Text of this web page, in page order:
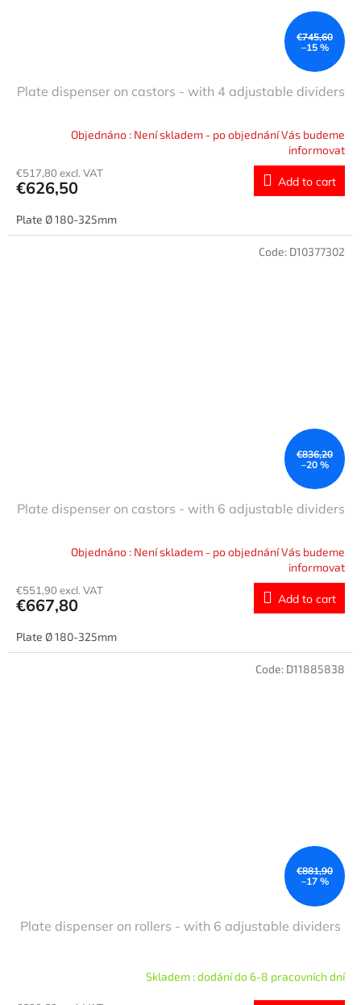
€745,60
–15 %
Plate dispenser on castors - with 4 adjustable dividers
Objednáno : Není skladem - po objednání Vás budeme
informovat
€517,80 excl. VAT
€626,50 Add to cart
Plate Ø 180-325mm
€836,20
–20 %
Plate dispenser on castors - with 6 adjustable dividers
Objednáno : Není skladem - po objednání Vás budeme
informovat
€551,90 excl. VAT
€667,80 Add to cart
Plate Ø 180-325mm
Code: D10377302
€881,90
–17 %
Plate dispenser on rollers - with 6 adjustable dividers
Skladem : dodání do 6-8 pracovních dní
Code: D11885838